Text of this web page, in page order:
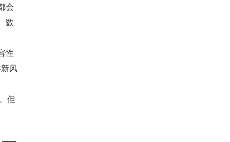
会
数
性
风
但